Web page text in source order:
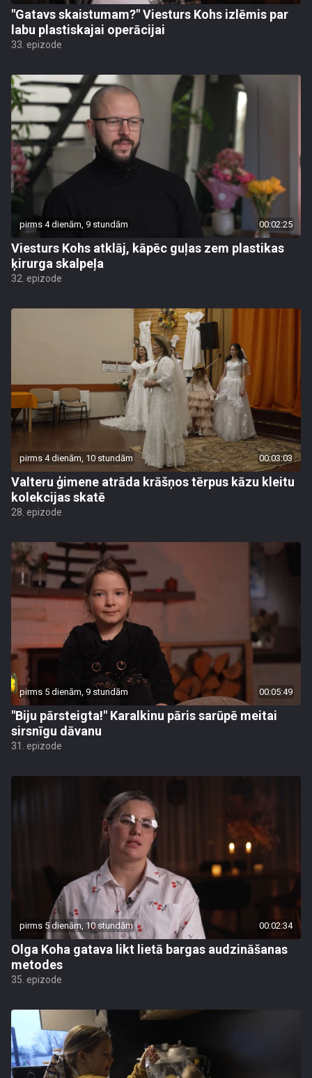
"Gatavs skaistumam?" Viesturs Kohs izlēmis par
labu plastiskajai operācijai
33. epizode
pirms 4 dienām, 9 stundām 00:02:25
Viesturs Kohs atklāj, kāpēc guļas zem plastikas
ķirurga skalpeļa
32. epizode
pirms 4 dienām, 10 stundām 00:03:03
Valteru ģimene atrāda krāšņos tērpus kāzu kleitu
kolekcijas skatē
28. epizode
pirms 5 dienām, 9 stundām 00:05:49
"Biju pārsteigta!" Karalkinu pāris sarūpē meitai
sirsnīgu dāvanu
31. epizode
pirms 5 dienām, 10 stundām 00:02:34
Olga Koha gatava likt lietā bargas audzināšanas
metodes
35. epizode